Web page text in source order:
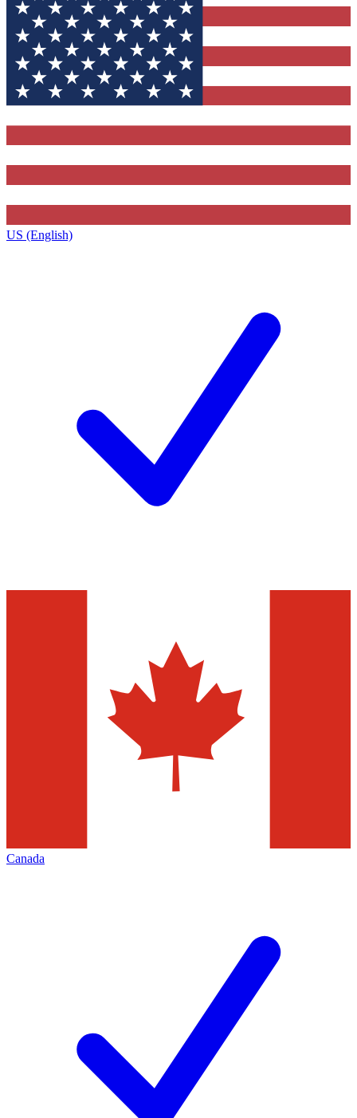
US (English)
Canada